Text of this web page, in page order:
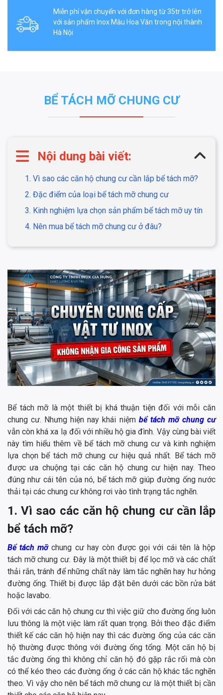
Miễn phí vận chuyển với đơn hàng từ 35tr trở lên
với sản phẩm Inox Màu Hoa Văn trong nội thành
Hà Nội
BỂ TÁCH MỠ CHUNG CƯ
Nội dung bài viết:
1. Vì sao các căn hộ chung cư cần lắp bể tách mỡ?
2. Đặc điểm của loại bể tách mỡ chung cư
3. Kinh nghiệm lựa chọn sản phẩm bể tách mỡ uy tín
4. Nên mua bể tách mỡ chung cư ở đâu?
Bể tách mỡ là một thiết bị khá thuận tiện đối với mỗi căn
chung cư. Nhưng hiện nay khái niệm bể tách mỡ chung cư
vẫn còn khá xa lạ đối với nhiều hộ gia đình. Vậy cùng bài viết
này tìm hiểu thêm về bể tách mỡ chung cư và kinh nghiệm
lựa chọn bể tách mỡ chung cư hiệu quả nhất. Bể tách mỡ
được ưa chuộng tại các căn hộ chung cư hiện nay. Theo
đúng như cái tên của nó, bể tách mỡ giúp đường ống nước
thải tại các chung cư không rơi vào tình trạng tắc nghẽn.
1. Vì sao các căn hộ chung cư cần lắp
bể tách mỡ?
Bể tách mỡchung cư hay còn được gọi với cái tên là hộp
tách mỡ chung cư. Đây là một thiết bị để lọc mỡ và các chất
thải rắn, tránh để những chất này làm tắc nghẽn hay hư hỏng
đường ống. Thiết bị được lắp đặt bên dưới các bồn rửa bát
hoặc lavabo.
Đối với các căn hộ chung cư thì việc giữ cho đường ống luôn
lưu thông là một việc làm rất quan trọng. Bởi theo đặc điểm
thiết kế các căn hộ hiện nay thì các đường ống của các căn
hộ thường được thông với đường ống tổng. Một căn hộ bị
tắc đường ống thì không chỉ căn hộ đó gặp rắc rối mà còn
có thể kéo theo các đường ống ở các căn hộ khác tắc nghẽn
theo. Vì vậy cho nên bể tách mỡ chung cư là một thiết bị cần